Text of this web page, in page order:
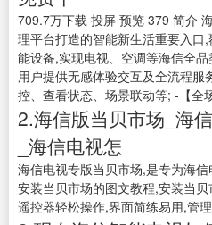
709.7万下载 投屏 预览 379 简介
理平台打造的智能新生活重要入口
能设备,实现电视、空调等海信全
用户提供无感体验交互及全流程
控、查看状态、场景联动等; -【全
2.海信版当贝市场_海
_海信电视怎
海信电视专版当贝市场,是专为海
安装当贝市场的图文教程,安装当
遥控器轻松操作,界面简练易用,管